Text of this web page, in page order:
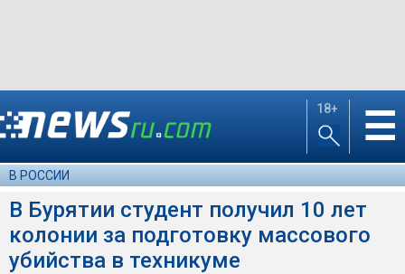
18+ ☰
В РОССИИ
В Бурятии студент получил 10 лет
колонии за подготовку массового
убийства в техникуме